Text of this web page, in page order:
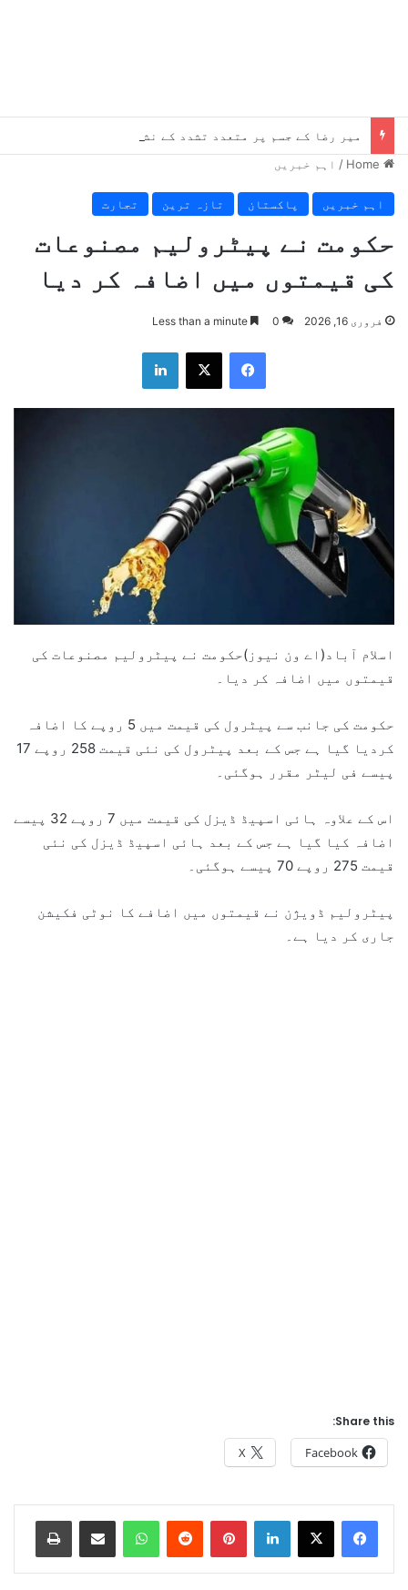
/ اہم خبریں
اہم خبریں پاکستان تازہ ترین تجارت
حکومت نے پیٹرولیم مصنوعات
کی قیمتوں میں اضافہ کر دیا
فروری 16, 2026 0
اسلام آباد(اے ون نیوز)حکومت نے پیٹرولیم مصنوعات کی
قیمتوں میں اضافہ کر دیا۔
حکومت کی جانب سے پیٹرول کی قیمت میں 5 روپے کا اضافہ
کردیا گیا ہے جس کے بعد پیٹرول کی نئی قیمت 258 روپے 17
پیسے فی لیٹر مقرر ہوگئی۔
اس کے علاوہ ہائی اسپیڈ ڈیزل کی قیمت میں 7 روپے 32 پیسے
اضافہ کیا گیا ہے جس کے بعد ہائی اسپیڈ ڈیزل کی نئی
قیمت 275 روپے 70 پیسے ہوگئی۔
پیٹرولیم ڈویژن نے قیمتوں میں اضافے کا نوٹی فکیشن
جاری کر دیا ہے۔
Share this:
Facebook
X